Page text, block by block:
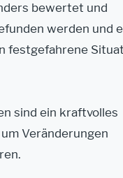
bewertet und
werden und
festgefahrene
sind ein kraftvolles
Veränderungen